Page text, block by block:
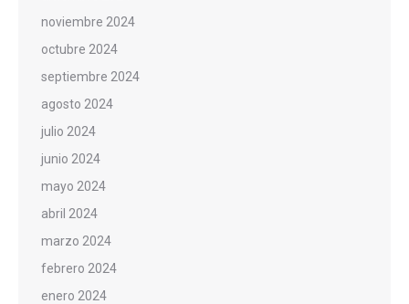
noviembre 2024
octubre 2024
septiembre 2024
agosto 2024
julio 2024
junio 2024
mayo 2024
abril 2024
marzo 2024
febrero 2024
enero 2024